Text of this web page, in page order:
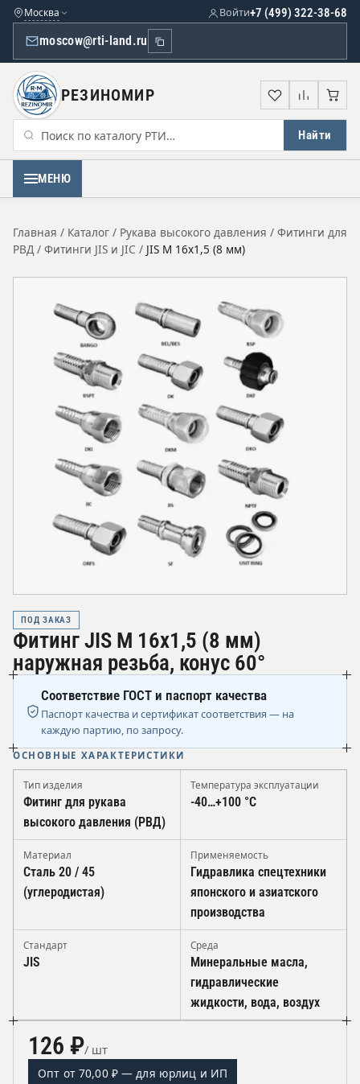
Москва
moscow@rti-land.ru
+7 (499) 322-38-68
Войти
РЕЗИНОМИР
Найти
Избранное
МЕНЮ
Главная / Каталог / Рукава высокого давления / Фитинги для
РВД / Фитинги JIS и JIC / JIS М 16х1,5 (8 мм)
ПОД ЗАКАЗ
Фитинг JIS М 16х1,5 (8 мм)
наружная резьба, конус 60°
Соответствие ГОСТ и паспорт качества
Паспорт качества и сертификат соответствия — на
каждую партию, по запросу.
ОСНОВНЫЕ ХАРАКТЕРИСТИКИ
Тип изделия
Фитинг для рукава
высокого давления (РВД)
Температура эксплуатации
-40…+100 °C
Материал
Сталь 20 / 45
(углеродистая)
Применяемость
Гидравлика спецтехники
японского и азиатского
производства
Стандарт
JIS
Среда
Минеральные масла,
гидравлические
жидкости, вода, воздух
126 ₽/ шт
Опт от 70,00 ₽ — для юрлиц и ИП